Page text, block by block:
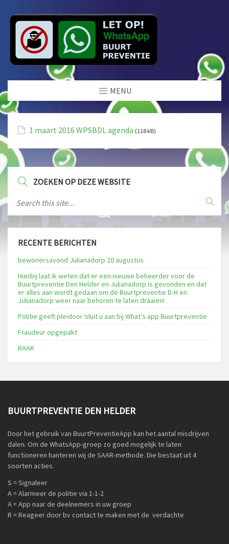
MENU
1 maart 2016 WPSBDL agenda (118 kB)
ZOEKEN OP DEZE WEBSITE
RECENTE BERICHTEN
bewonersavond Julianadorp 20 augustus
Hierbij laat ik weten dat er een nieuwe beheerder voor de
Buurtpreventie Den Helder en Julianadorp is gevonden en dat
er alles aan wordt gedaan om de Buurtpreventie D-H en
Julianadorp weer naar behoren te laten draaien!
Politie geeft pleidooi ‘sluit u aan bij What’s app Buurtpreventie
Fraudeur opgepakt
RAAK
BUURTPREVENTIE DEN HELDER
Door het gebruik van BuurtPreventieApp kan het aantal misdrijven
dalen. Om de WhatsApp-groep zo goed mogelijk te laten
functioneren hanteren wij de SAAR-methode. Die bestaat uit 4
soorten acties.
S = Signaleer
A = Alarmeer de politie via 1-1-2
A = App naar de deelnemers in uw groep
R = Reageer door bv contact te maken met de verdachte